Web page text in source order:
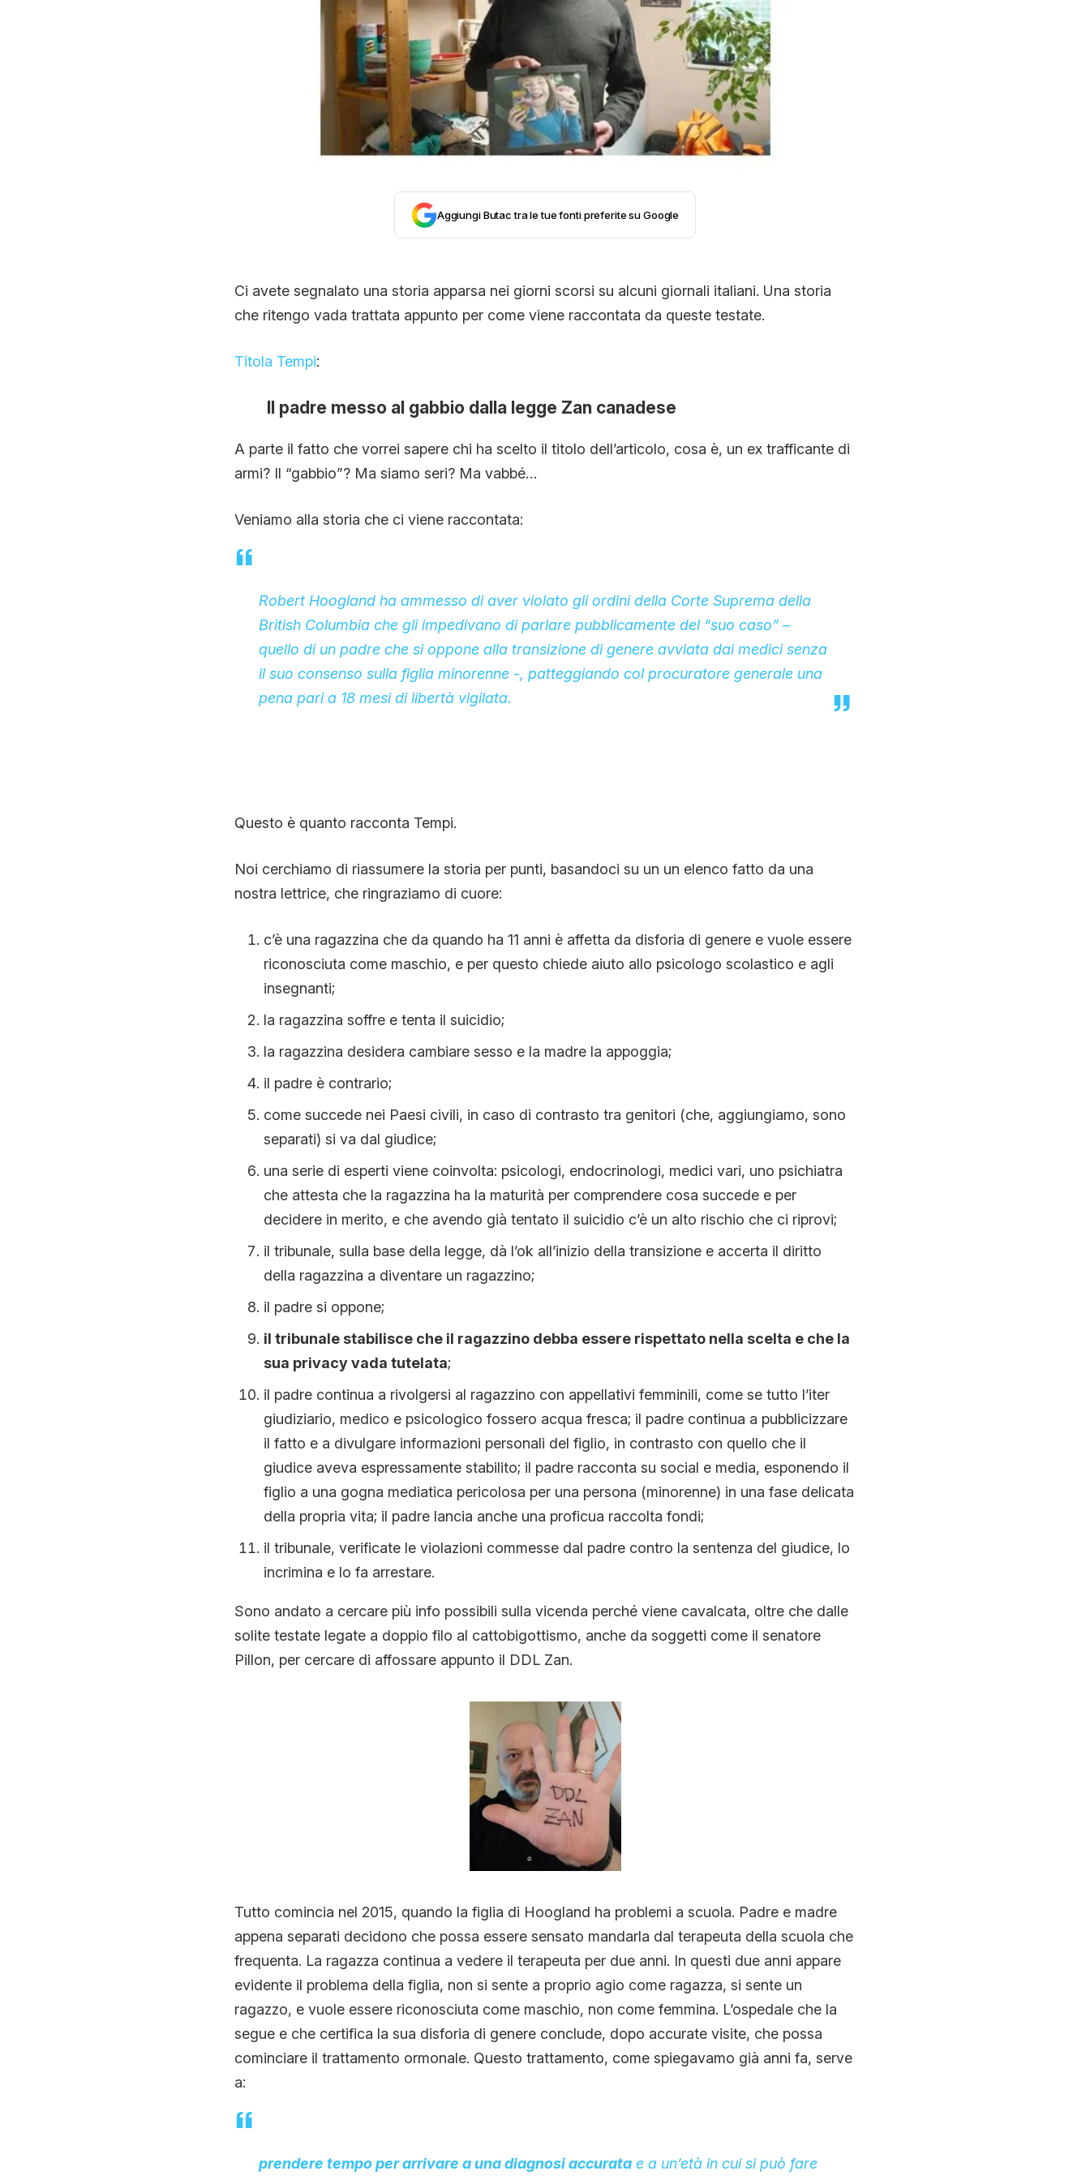
CONTATTI
CHI SIAMO
Aggiungi Butac tra le tue fonti preferite su Google
Ci avete segnalato una storia apparsa nei giorni scorsi su alcuni giornali italiani. Una storia
che ritengo vada trattata appunto per come viene raccontata da queste testate.
Titola Tempi:
Il padre messo al gabbio dalla legge Zan canadese
A parte il fatto che vorrei sapere chi ha scelto il titolo dell’articolo, cosa è, un ex trafficante di
armi? Il “gabbio”? Ma siamo seri? Ma vabbé…
Veniamo alla storia che ci viene raccontata:
Robert Hoogland ha ammesso di aver violato gli ordini della Corte Suprema della
British Columbia che gli impedivano di parlare pubblicamente del “suo caso” –
quello di un padre che si oppone alla transizione di genere avviata dai medici senza
il suo consenso sulla figlia minorenne -, patteggiando col procuratore generale una
pena pari a 18 mesi di libertà vigilata.
Questo è quanto racconta Tempi.
Noi cerchiamo di riassumere la storia per punti, basandoci su un un elenco fatto da una
nostra lettrice, che ringraziamo di cuore:
c’è una ragazzina che da quando ha 11 anni è affetta da disforia di genere e vuole essere
riconosciuta come maschio, e per questo chiede aiuto allo psicologo scolastico e agli
insegnanti;
la ragazzina soffre e tenta il suicidio;
la ragazzina desidera cambiare sesso e la madre la appoggia;
il padre è contrario;
come succede nei Paesi civili, in caso di contrasto tra genitori (che, aggiungiamo, sono
separati) si va dal giudice;
una serie di esperti viene coinvolta: psicologi, endocrinologi, medici vari, uno psichiatra
che attesta che la ragazzina ha la maturità per comprendere cosa succede e per
decidere in merito, e che avendo già tentato il suicidio c’è un alto rischio che ci riprovi;
il tribunale, sulla base della legge, dà l’ok all’inizio della transizione e accerta il diritto
della ragazzina a diventare un ragazzino;
il padre si oppone;
il tribunale stabilisce che il ragazzino debba essere rispettato nella scelta e che la
sua privacy vada tutelata;
il padre continua a rivolgersi al ragazzino con appellativi femminili, come se tutto l’iter
giudiziario, medico e psicologico fossero acqua fresca; il padre continua a pubblicizzare
il fatto e a divulgare informazioni personali del figlio, in contrasto con quello che il
giudice aveva espressamente stabilito; il padre racconta su social e media, esponendo il
figlio a una gogna mediatica pericolosa per una persona (minorenne) in una fase delicata
della propria vita; il padre lancia anche una proficua raccolta fondi;
il tribunale, verificate le violazioni commesse dal padre contro la sentenza del giudice, lo
incrimina e lo fa arrestare.
Sono andato a cercare più info possibili sulla vicenda perché viene cavalcata, oltre che dalle
solite testate legate a doppio filo al cattobigottismo, anche da soggetti come il senatore
Pillon, per cercare di affossare appunto il DDL Zan.
Tutto comincia nel 2015, quando la figlia di Hoogland ha problemi a scuola. Padre e madre
appena separati decidono che possa essere sensato mandarla dal terapeuta della scuola che
frequenta. La ragazza continua a vedere il terapeuta per due anni. In questi due anni appare
evidente il problema della figlia, non si sente a proprio agio come ragazza, si sente un
ragazzo, e vuole essere riconosciuta come maschio, non come femmina. L’ospedale che la
segue e che certifica la sua disforia di genere conclude, dopo accurate visite, che possa
cominciare il trattamento ormonale. Questo trattamento, come spiegavamo già anni fa, serve
a:
prendere tempo per arrivare a una diagnosi accuratae a un’età in cui si può fare